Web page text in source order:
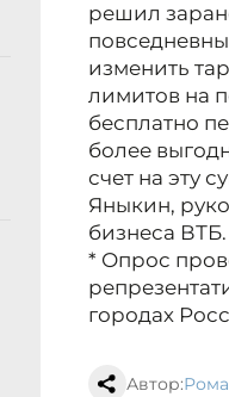
решил
изменить
лимитов на
бесплатно
более
счет на эту
Яныкин,
бизнеса ВТБ.
* Опрос
городах
Автор: